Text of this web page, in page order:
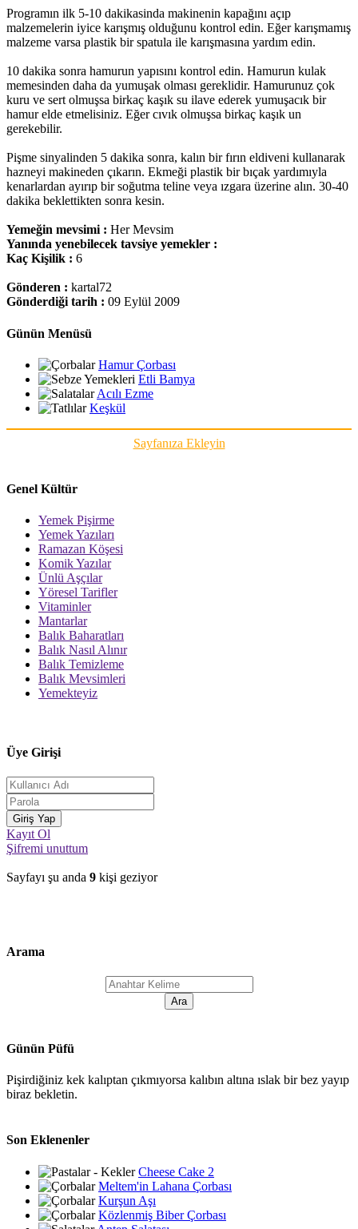
Programın ilk 5-10 dakikasinda makinenin kapağını açıp
malzemelerin iyice karışmış olduğunu kontrol edin. Eğer karışmamış
malzeme varsa plastik bir spatula ile karışmasına yardım edin.
10 dakika sonra hamurun yapısını kontrol edin. Hamurun kulak
memesinden daha da yumuşak olması gereklidir. Hamurunuz çok
kuru ve sert olmuşsa birkaç kaşık su ilave ederek yumuşacık bir
hamur elde etmelisiniz. Eğer cıvık olmuşsa birkaç kaşık un
gerekebilir.
Pişme sinyalinden 5 dakika sonra, kalın bir fırın eldiveni kullanarak
hazneyi makineden çıkarın. Ekmeği plastik bir bıçak yardımıyla
kenarlardan ayırıp bir soğutma teline veya ızgara üzerine alın. 30-40
dakika beklettikten sonra kesin.
Yemeğin mevsimi : Her Mevsim
Yanında yenebilecek tavsiye yemekler :
Kaç Kişilik : 6
Gönderen : kartal72
Gönderdiği tarih : 09 Eylül 2009
Günün Menüsü
Hamur Çorbası
Etli Bamya
Acılı Ezme
Keşkül
Sayfanıza Ekleyin
Genel Kültür
Yemek Pişirme
Yemek Yazıları
Ramazan Köşesi
Komik Yazılar
Ünlü Aşçılar
Yöresel Tarifler
Vitaminler
Mantarlar
Balık Baharatları
Balık Nasıl Alınır
Balık Temizleme
Balık Mevsimleri
Yemekteyiz
Üye Girişi
Kayıt Ol
Şifremi unuttum
Sayfayı şu anda 9 kişi geziyor
Arama
Günün Püfü
Pişirdiğiniz kek kalıptan çıkmıyorsa kalıbın altına ıslak bir bez yayıp
biraz bekletin.
Son Eklenenler
Cheese Cake 2
Meltem'in Lahana Çorbası
Kurşun Aşı
Közlenmiş Biber Çorbası